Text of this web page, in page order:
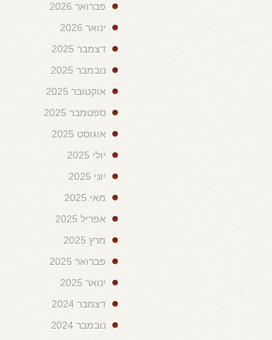
פברואר 2026
ינואר 2026
דצמבר 2025
נובמבר 2025
אוקטובר 2025
ספטמבר 2025
אוגוסט 2025
יולי 2025
יוני 2025
מאי 2025
אפריל 2025
מרץ 2025
פברואר 2025
ינואר 2025
דצמבר 2024
נובמבר 2024